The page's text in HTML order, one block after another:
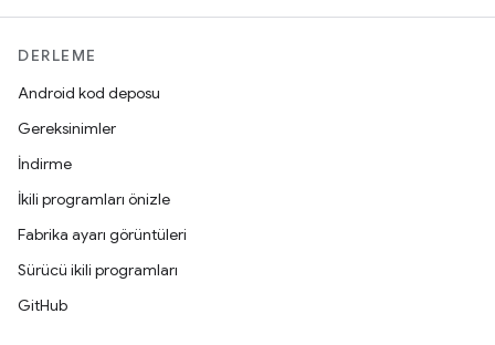
DERLEME
Android kod deposu
Gereksinimler
İndirme
İkili programları önizle
Fabrika ayarı görüntüleri
Sürücü ikili programları
GitHub